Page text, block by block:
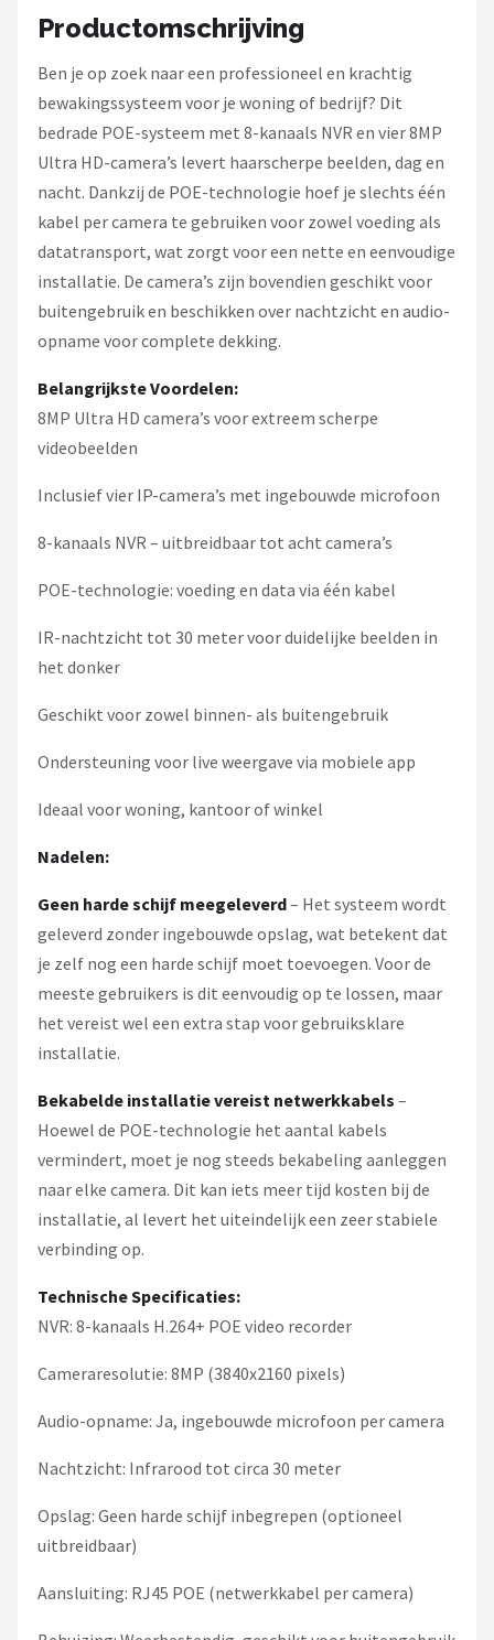
Productomschrijving
Ben je op zoek naar een professioneel en krachtig
bewakingssysteem voor je woning of bedrijf? Dit
bedrade POE-systeem met 8-kanaals NVR en vier 8MP
Ultra HD-camera’s levert haarscherpe beelden, dag en
nacht. Dankzij de POE-technologie hoef je slechts één
kabel per camera te gebruiken voor zowel voeding als
datatransport, wat zorgt voor een nette en eenvoudige
installatie. De camera’s zijn bovendien geschikt voor
buitengebruik en beschikken over nachtzicht en audio-
opname voor complete dekking.
Belangrijkste Voordelen:
8MP Ultra HD camera’s voor extreem scherpe
videobeelden
Inclusief vier IP-camera’s met ingebouwde microfoon
8-kanaals NVR – uitbreidbaar tot acht camera’s
POE-technologie: voeding en data via één kabel
IR-nachtzicht tot 30 meter voor duidelijke beelden in
het donker
Geschikt voor zowel binnen- als buitengebruik
Ondersteuning voor live weergave via mobiele app
Ideaal voor woning, kantoor of winkel
Nadelen:
Geen harde schijf meegeleverd– Het systeem wordt
geleverd zonder ingebouwde opslag, wat betekent dat
je zelf nog een harde schijf moet toevoegen. Voor de
meeste gebruikers is dit eenvoudig op te lossen, maar
het vereist wel een extra stap voor gebruiksklare
installatie.
Bekabelde installatie vereist netwerkkabels –
Hoewel de POE-technologie het aantal kabels
vermindert, moet je nog steeds bekabeling aanleggen
naar elke camera. Dit kan iets meer tijd kosten bij de
installatie, al levert het uiteindelijk een zeer stabiele
verbinding op.
Technische Specificaties:
NVR: 8-kanaals H.264+ POE video recorder
Cameraresolutie: 8MP (3840x2160 pixels)
Audio-opname: Ja, ingebouwde microfoon per camera
Nachtzicht: Infrarood tot circa 30 meter
Opslag: Geen harde schijf inbegrepen (optioneel
uitbreidbaar)
Aansluiting: RJ45 POE (netwerkkabel per camera)